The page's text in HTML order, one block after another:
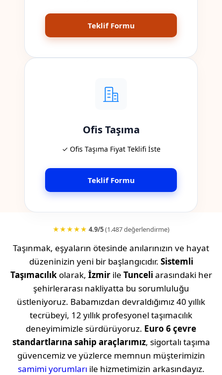
Teklif Formu
Ofis Taşıma
✓ Ofis Taşıma Fiyat Teklifi İste
Teklif Formu
★★★★★ 4.9/5(1.487 değerlendirme)
Taşınmak, eşyaların ötesinde anılarınızın ve hayat
düzeninizin yeni bir başlangıcıdır. Sistemli
Taşımacılıkolarak, İzmirile Tunceli arasındaki her
şehirlerarası nakliyatta bu sorumluluğu
üstleniyoruz. Babamızdan devraldığımız 40 yıllık
tecrübeyi, 12 yıllık profesyonel taşımacılık
deneyimimizle sürdürüyoruz. Euro 6 çevre
standartlarına sahip araçlarımız, sigortalı taşıma
güvencemiz ve yüzlerce memnun müşterimizin
samimi yorumları ile hizmetimizin arkasındayız.